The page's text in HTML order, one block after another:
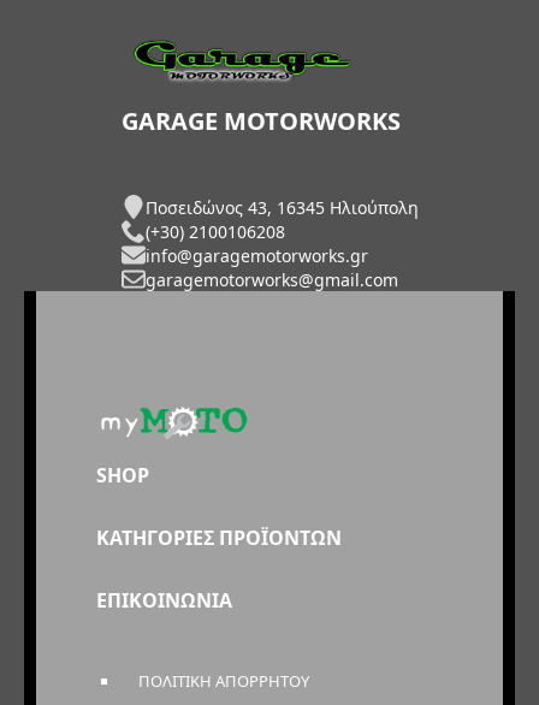
GARAGE MOTORWORKS
Ποσειδώνος 43, 16345 Ηλιούπολη
(+30) 2100106208
info@garagemotorworks.gr
garagemotorworks@gmail.com
SHOP
ΚΑΤΗΓΟΡΙΕΣ ΠΡΟΪΟΝΤΩΝ
ΕΠΙΚΟΙΝΩΝΙΑ
ΠΟΛΙΤΙΚΗ ΑΠΟΡΡΗΤΟΥ